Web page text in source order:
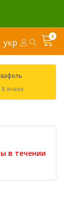
укр
0
ячеек
в течении